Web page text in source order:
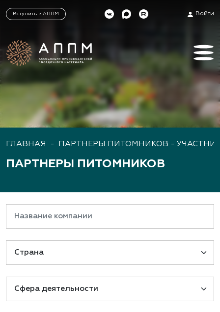
Вступить в АППМ Войти
ГЛАВНАЯ - ПАРТНЕРЫ ПИТОМНИКОВ -
ПАРТНЕРЫ ПИТОМНИКОВ